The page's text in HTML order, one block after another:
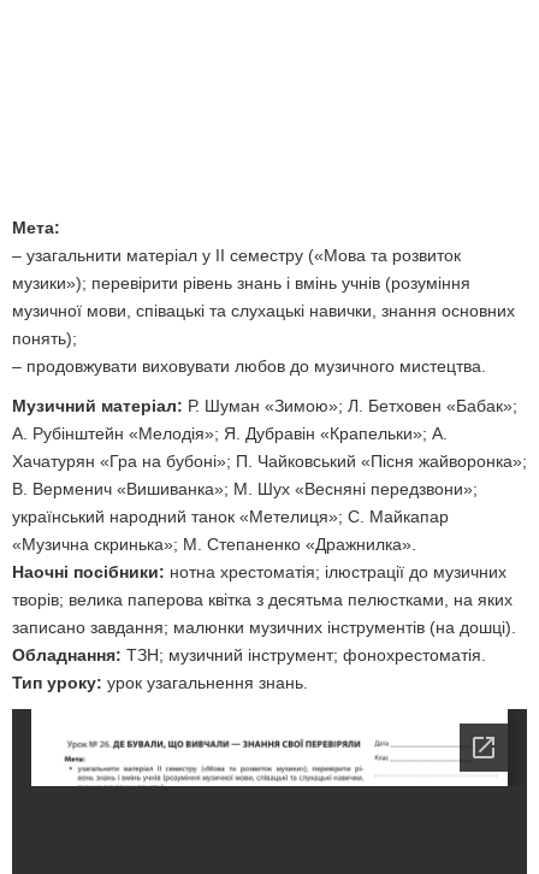
Мета:
– узагальнити матеріал y ІІ семестру («Мова та розвиток
музики»); перевірити рівень знань і вмінь учнів (розуміння
музичної мови, співацькі та слухацькі навички, знання основних
понять);
– продовжувати виховувати любов до музичного мистецтва.
Музичний матеріал: Р. Шуман «Зимою»; Л. Бетховен «Бабак»;
А. Рубінштейн «Мелодія»; Я. Дубравін «Крапельки»; А.
Хачатурян «Гра на бубоні»; П. Чайковський «Пісня жайворонка»;
В. Верменич «Вишиванка»; М. Шух «Весняні передзвони»;
український народний танок «Метелиця»; С. Майкапар
«Музична скринька»; М. Степаненко «Дражнилка».
Наочні посібники: нотна хрестоматія; ілюстрації до музичних
творів; велика паперова квітка з десятьма пелюстками, на яких
записано завдання; малюнки музичних інструментів (на дошці).
Обладнання: ТЗН; музичний інструмент; фонохрестоматія.
Тип уроку: урок узагальнення знань.